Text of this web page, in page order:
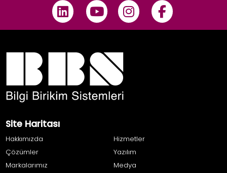
Site Haritası
Hakkımızda
Hizmetler
Çözümler
Yazılım
Markalarımız
Medya